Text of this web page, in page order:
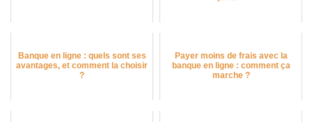
Banque en ligne : quels sont ses
avantages, et comment la choisir
?
Payer moins de frais avec la
banque en ligne : comment ça
marche ?